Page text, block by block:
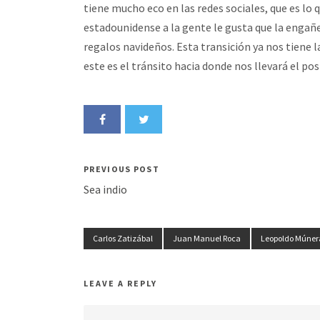
tiene mucho eco en las redes sociales, que es
estadounidense a la gente le gusta que la
regalos navideños. Esta transición ya nos tiene
este es el tránsito hacia donde nos llevará el
PREVIOUS POST
Sea indio
Carlos Zatizábal Juan Manuel Roca Leopoldo
LEAVE A REPLY